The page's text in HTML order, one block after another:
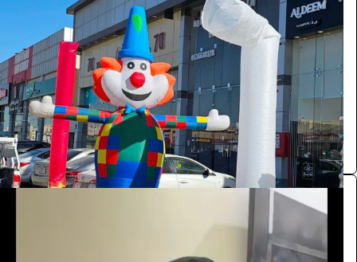
الفعاليات والحفلات
77
/ اليوم
الرياض
مستلزمات حفلات ومؤتمرات
شخصية ميكي ماوس
الفعاليات والحفلات